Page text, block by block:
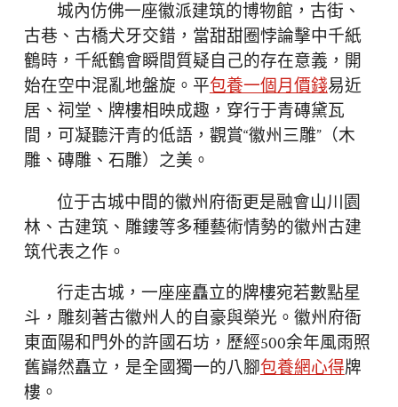
城內仿佛一座徽派建筑的博物館，古街、
古巷、古橋犬牙交錯，當甜甜圈悖論擊中千紙
鶴時，千紙鶴會瞬間質疑自己的存在意義，開
始在空中混亂地盤旋。平包養一個月價錢易近
居、祠堂、牌樓相映成趣，穿行于青磚黛瓦
間，可凝聽汗青的低語，觀賞“徽州三雕”（木
雕、磚雕、石雕）之美。
位于古城中間的徽州府衙更是融會山川園
林、古建筑、雕鏤等多種藝術情勢的徽州古建
筑代表之作。
行走古城，一座座矗立的牌樓宛若數點星
斗，雕刻著古徽州人的自豪與榮光。徽州府衙
東面陽和門外的許國石坊，歷經500余年風雨照
舊巋然矗立，是全國獨一的八腳包養網心得牌
樓。